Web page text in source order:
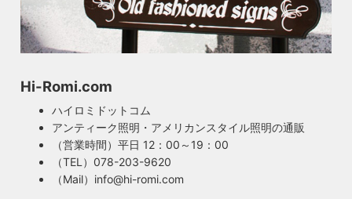
Hi-Romi.com
ハイロミドットコム
アンティーク照明・アメリカンスタイル照明の通販
（営業時間）平日 12：00～19：00
（TEL）078-203-9620
（Mail）info@hi-romi.com